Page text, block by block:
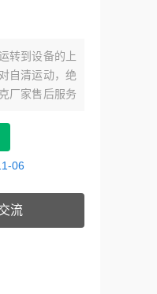
转到设备的上
自清运动，绝
厂家售后服务
06
流